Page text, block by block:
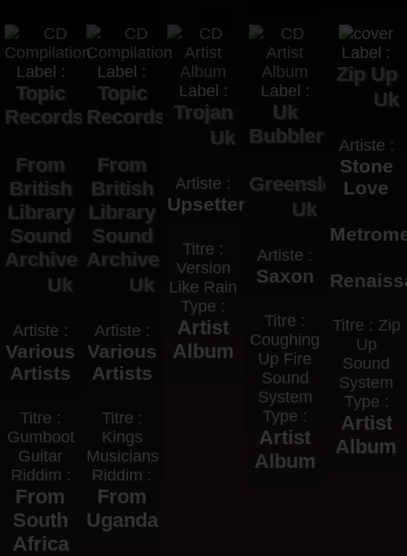
Label :
Topic
Records
From
British
Library
Sound
Archive
Uk
Artiste :
Various
Artists
Titre :
Gumboot
Guitar
Riddim :
From
South
Africa
Label :
Topic
Records
From
British
Library
Sound
Archive
Uk
Artiste :
Various
Artists
Titre :
Kings
Musicians
Riddim :
From
Uganda
Label :
Trojan
Uk
Artiste :
Upsetters
Titre :
Version
Like Rain
Type :
Artist
Album
Label :
Uk
Bubblers
Greensleeves
Uk
Artiste :
Saxon
Titre :
Coughing
Up Fire
Sound
System
Type :
Artist
Album
Label :
Zip Up
Uk
Artiste :
Stone
Love
Titre : Zip
Up
Sound
System
Type :
Artist
Album